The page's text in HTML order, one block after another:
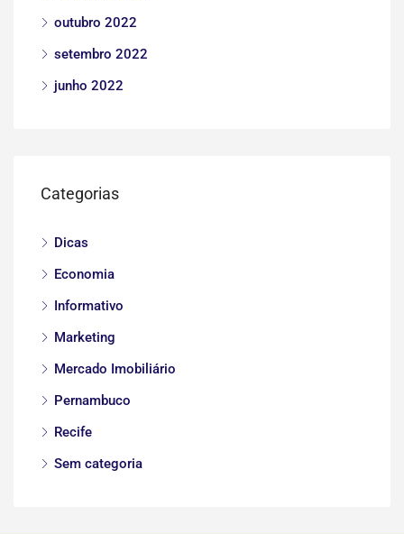
outubro 2022
setembro 2022
junho 2022
Categorias
Dicas
Economia
Informativo
Marketing
Mercado Imobiliário
Pernambuco
Recife
Sem categoria